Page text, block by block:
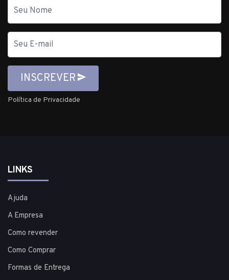
mail
INSCREVER
Política de Privacidade
LINKS
Ajuda
A Empresa
Como revender
Como Comprar
Formas de Entrega